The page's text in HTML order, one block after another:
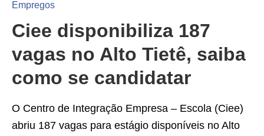
Empregos
Ciee disponibiliza 187
vagas no Alto Tietê, saiba
como se candidatar
O Centro de Integração Empresa – Escola (Ciee)
abriu 187 vagas para estágio disponíveis no Alto